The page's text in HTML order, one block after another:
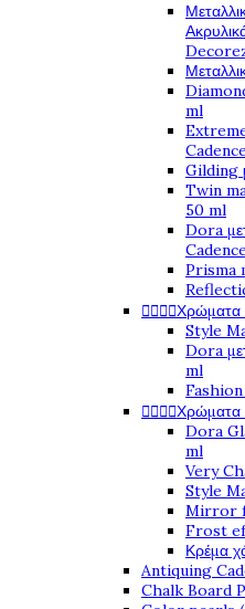
ml
Gilding
Twin
50 ml
Dora
Prisma
   Χρώματα
Style
Dora
ml
   Χρώματα
Dora
ml
Very
Style
Mirror
Frost
Κρέμα
Antiquing
Chalk Board